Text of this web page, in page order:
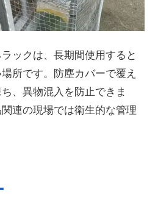
ックは、長期間使用すると
所です。防塵カバーで覆え
、異物混入を防止できま
連の現場では衛生的な管理